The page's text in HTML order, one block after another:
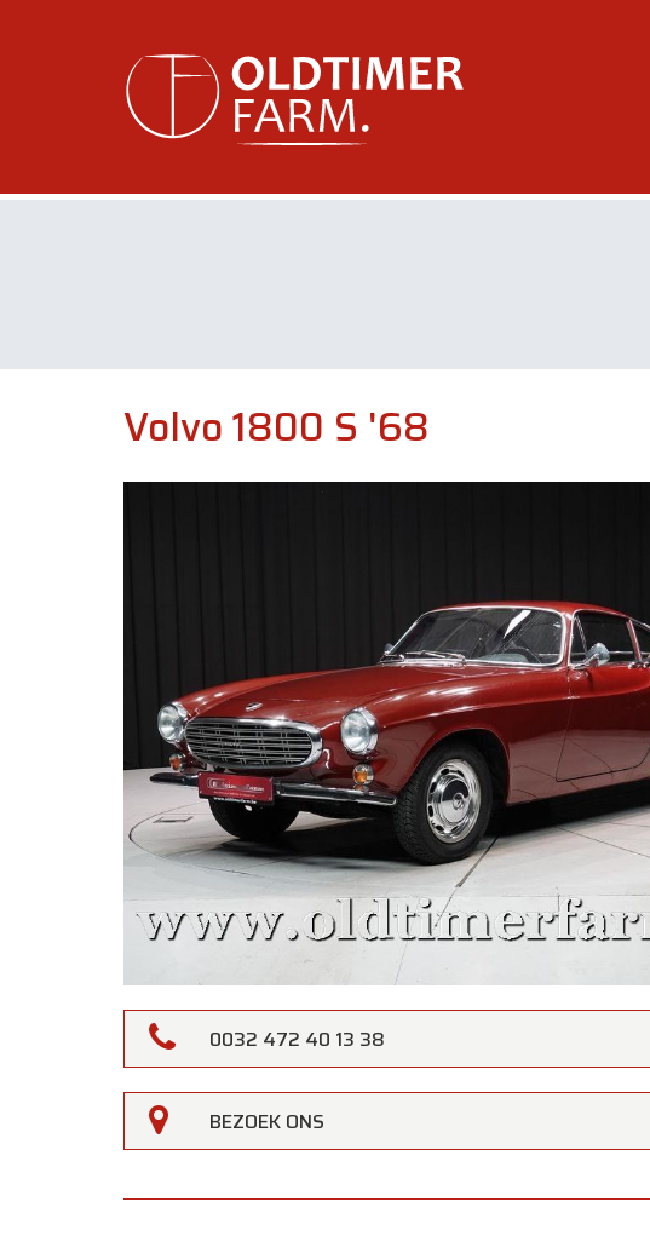
Volvo 1800 S '68
0032 472 40 13 38
BEZOEK ONS